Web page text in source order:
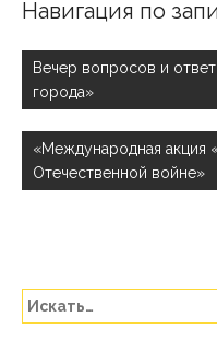
Навигация по
Вечер вопросов и
города»
«Международная акция
Отечественной войне»